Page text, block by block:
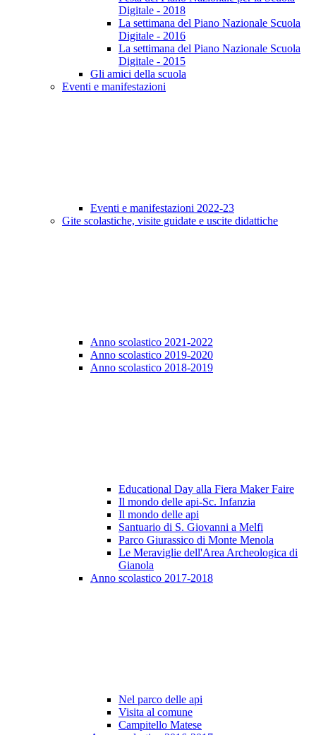
Digitale - 2018
La settimana del Piano Nazionale Scuola
Digitale - 2016
La settimana del Piano Nazionale Scuola
Digitale - 2015
Gli amici della scuola
Eventi e manifestazioni
Eventi e manifestazioni 2022-23
Gite scolastiche, visite guidate e uscite didattiche
Anno scolastico 2021-2022
Anno scolastico 2019-2020
Anno scolastico 2018-2019
Educational Day alla Fiera Maker Faire
Il mondo delle api-Sc. Infanzia
Il mondo delle api
Santuario di S. Giovanni a Melfi
Parco Giurassico di Monte Menola
Le Meraviglie dell'Area Archeologica di
Gianola
Anno scolastico 2017-2018
Nel parco delle api
Visita al comune
Campitello Matese